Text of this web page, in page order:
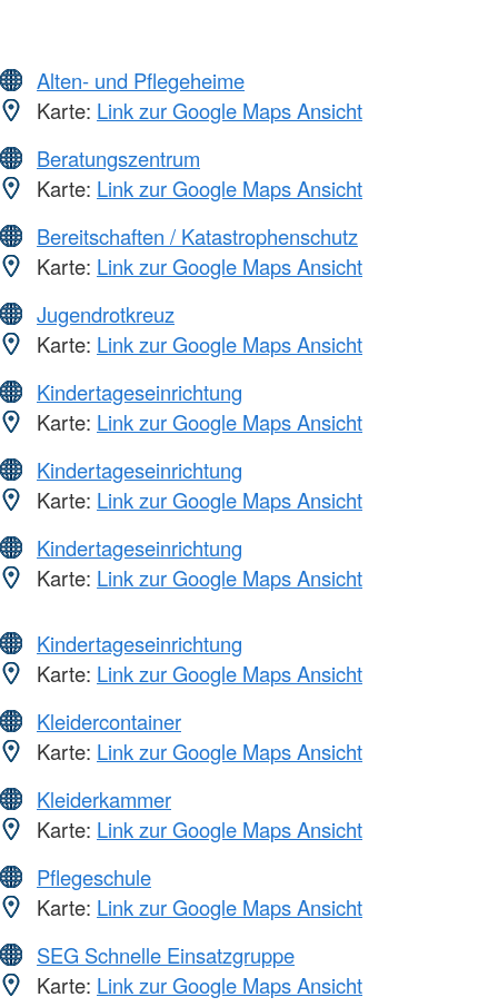
Alten- und Pflegeheime
Karte: Link zur Google Maps Ansicht
Beratungszentrum
Karte: Link zur Google Maps Ansicht
Bereitschaften / Katastrophenschutz
Karte: Link zur Google Maps Ansicht
Jugendrotkreuz
Karte: Link zur Google Maps Ansicht
Kindertageseinrichtung
Karte: Link zur Google Maps Ansicht
Kindertageseinrichtung
Karte: Link zur Google Maps Ansicht
Kindertageseinrichtung
Karte: Link zur Google Maps Ansicht
Kindertageseinrichtung
Karte: Link zur Google Maps Ansicht
Kleidercontainer
Karte: Link zur Google Maps Ansicht
Kleiderkammer
Karte: Link zur Google Maps Ansicht
Pflegeschule
Karte: Link zur Google Maps Ansicht
SEG Schnelle Einsatzgruppe
Karte: Link zur Google Maps Ansicht